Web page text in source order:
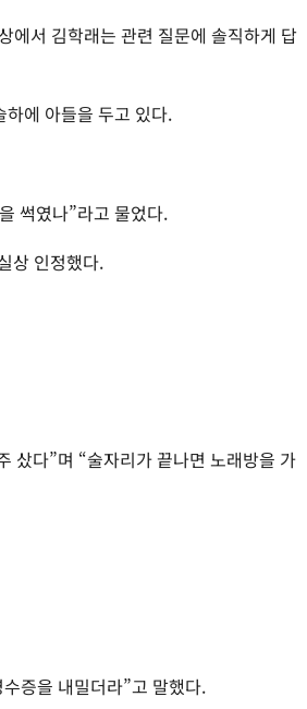
에서 김학래는 관련 질문에 솔직하게 답
에 아들을 두고 있다.
썩였나”라고 물었다.
상 인정했다.
샀다”며 “술자리가 끝나면 노래방을 가
증을 내밀더라”고 말했다.